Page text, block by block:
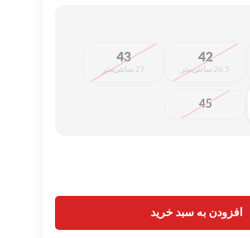
42
26.5 سانتی‌متر
43
27 سانتی‌متر
45
افزودن به سبد خرید